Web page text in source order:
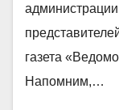
газета
Напомним,…